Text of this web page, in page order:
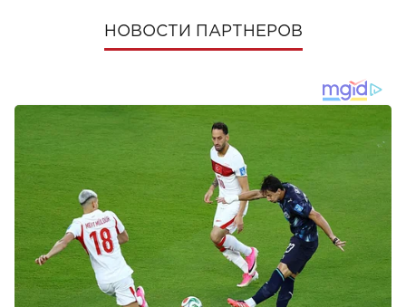
НОВОСТИ ПАРТНЕРОВ